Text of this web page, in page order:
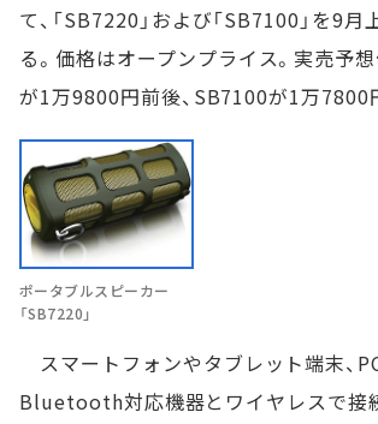
て、「SB7220」および「SB7100」を9
る。価格はオープンプライス。実売予
が1万9800円前後、SB7100が1万7800
ポータブルスピーカー
「SB7220」
スマートフォンやタブレット端末、
Bluetooth対応機器とワイヤレスで接